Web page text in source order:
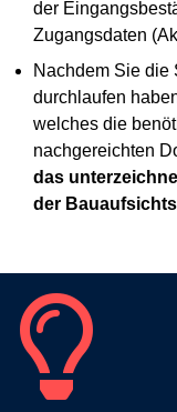
der
Zugangsdaten
Nachdem Sie die
durchlaufen
welches die
nachgereichten
das
der